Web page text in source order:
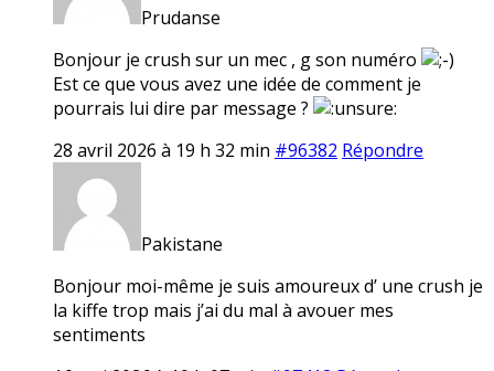
Prudanse
Bonjour je crush sur un mec , g son numéro
Est ce que vous avez une idée de comment je
pourrais lui dire par message ?
28 avril 2026 à 19 h 32 min #96382 Répondre
Pakistane
Bonjour moi-même je suis amoureux d’ une crush je
la kiffe trop mais j’ai du mal à avouer mes
sentiments